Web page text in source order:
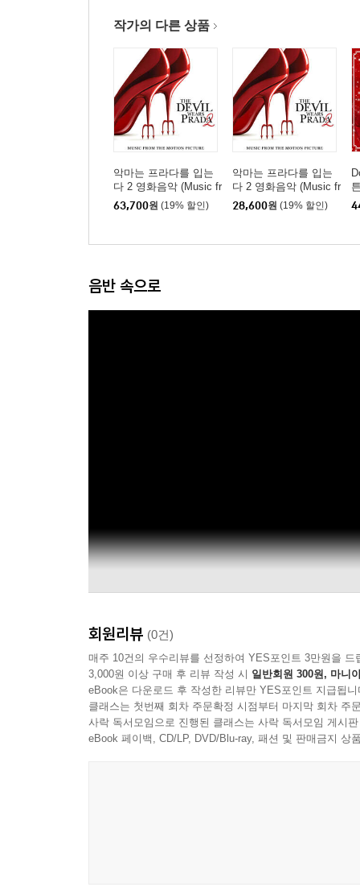
작가의 다른 상품
악마는 프라다를 입는
다 2 영화음악 (Music fr
om the Motion Picture
The Devil Wears Prada
63,700원 (19% 할인)
악마는 프라다를 입는
다 2 영화음악 (Music fr
om the Motion Picture
The Devil Wears Prada
28,600원 (19% 할인)
음반 속으로
회원리뷰 (0건)
매주 10건의 우수리뷰를 선정하여 YES포인트 3만원을 드
3,000원 이상 구매 후 리뷰 작성 시 일반회원 300원, 마니
eBook은 다운로드 후 작성한 리뷰만 YES포인트 지급됩니
클래스는 첫번째 회차 주문확정 시점부터 마지막 회차 주
사락 독서모임으로 진행된 클래스는 사락 독서모임 게시
eBook 페이백, CD/LP, DVD/Blu-ray, 패션 및 판매금지 상